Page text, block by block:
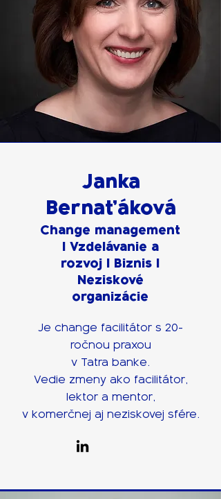
Janka
Bernaťáková
Change management
I Vzdelávanie a
rozvoj I Biznis I
Neziskové
organizácie
Je change facilitátor s 20-
ročnou praxou
v Tatra banke.
Vedie zmeny ako facilitátor,
lektor a mentor,
v komerčnej aj neziskovej sfére.